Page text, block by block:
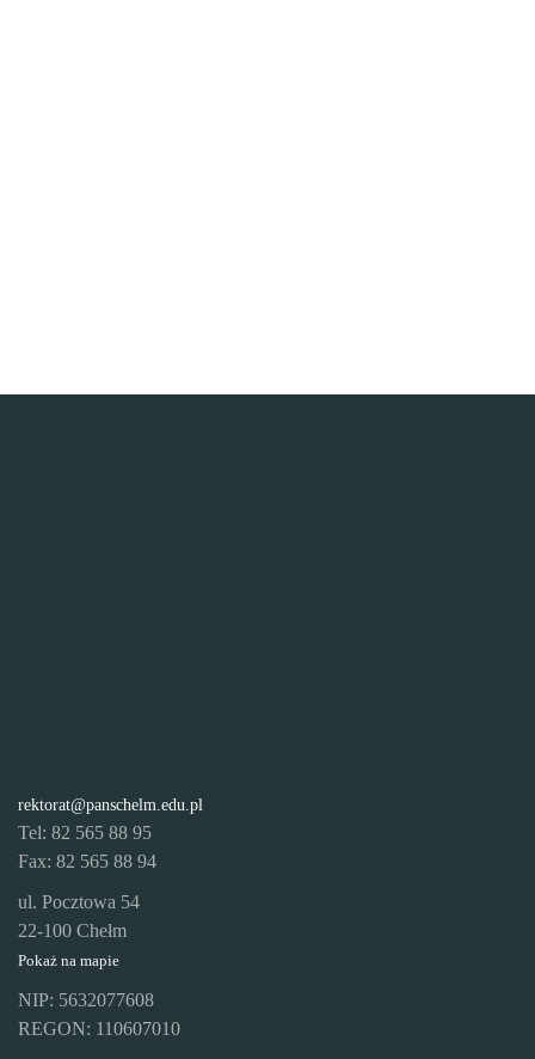
rektorat@panschelm.edu.pl
Tel: 82 565 88 95
Fax: 82 565 88 94
ul. Pocztowa 54
22-100 Chełm
Pokaż na mapie
NIP: 5632077608
REGON: 110607010